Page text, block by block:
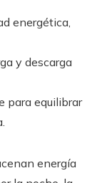
energética,
y descarga
para equilibrar
energía